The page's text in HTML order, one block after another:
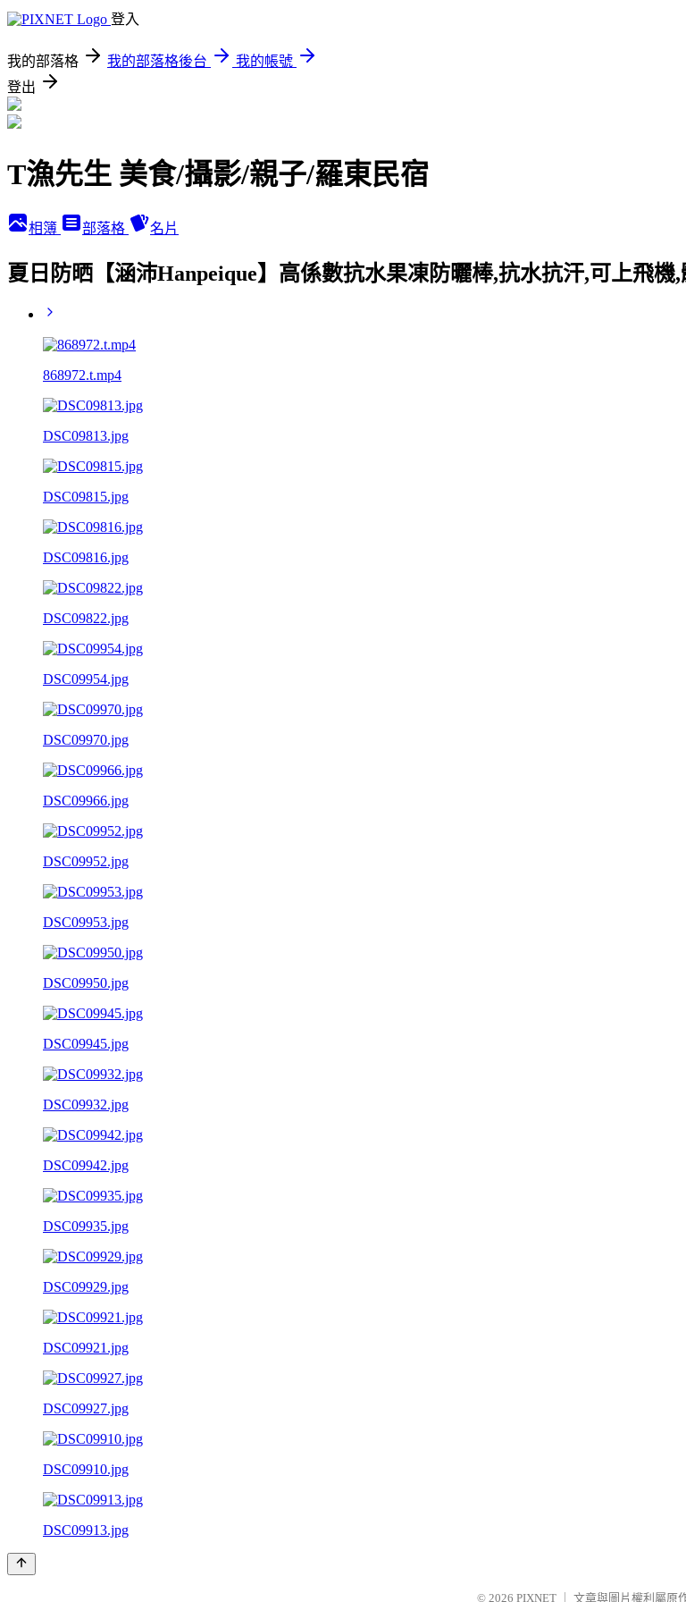
登入
我的部落格 我的部落格後台
我的帳號
登出
T漁先生 美食/攝影/親子/羅東民宿
相簿 部落格 名片
夏日防晒【涵沛Hanpeique】高係數抗水果凍防曬棒,抗水抗汗,可上飛
868972.t.mp4
DSC09813.jpg
DSC09815.jpg
DSC09816.jpg
DSC09822.jpg
DSC09954.jpg
DSC09970.jpg
DSC09966.jpg
DSC09952.jpg
DSC09953.jpg
DSC09950.jpg
DSC09945.jpg
DSC09932.jpg
DSC09942.jpg
DSC09935.jpg
DSC09929.jpg
DSC09921.jpg
DSC09927.jpg
DSC09910.jpg
DSC09913.jpg
© 2026 PIXNET 文章與圖片權利屬原